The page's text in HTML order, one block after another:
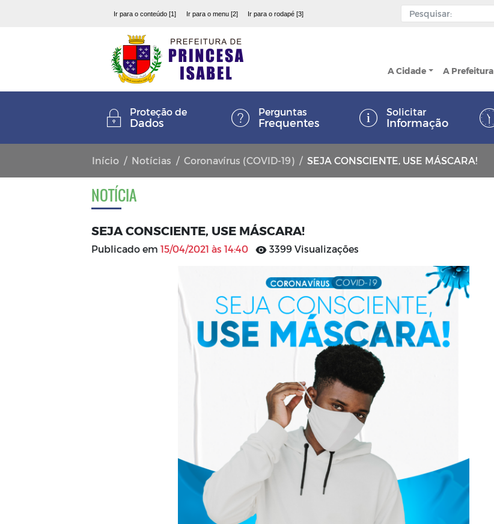
Ir para o conteúdo [1] Ir para o menu [2] Ir para o rodapé [3]
A Cidade A Prefeitura
Proteção de
Dados
Perguntas
Frequentes
Solicitar
Informação
Início Notícias Coronavírus (COVID-19) SEJA CONSCIENTE, USE MÁSCARA!
NOTÍCIA
SEJA CONSCIENTE, USE MÁSCARA!
Publicado em 15/04/2021 às 14:40 3399 Visualizações